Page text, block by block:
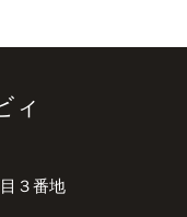
ィ
３番地